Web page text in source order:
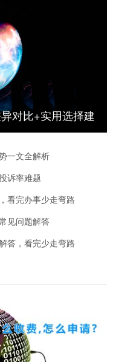
对比+实用选择建
一文全解析
诉率难题
看完办事少走弯路
见问题解答
答，看完少走弯路